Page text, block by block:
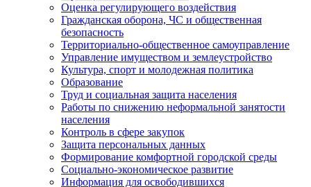
Оценка регулирующего воздействия
Гражданская оборона, ЧС и общественная
безопасность
Территориально-общественное самоуправление
Управление имуществом и землеустройство
Культура, спорт и молодежная политика
Образование
Труд и социальная защита населения
Работы по снижению неформальной занятости
населения
Контроль в сфере закупок
Защита персональных данных
Формирование комфортной городской среды
Социально-экономическое развитие
Информация для освободившихся